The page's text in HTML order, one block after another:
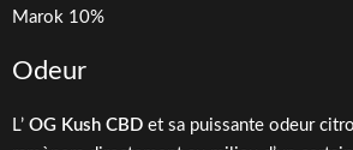
Marok 10%
Odeur
L’ OG Kush CBD et sa puissante odeur